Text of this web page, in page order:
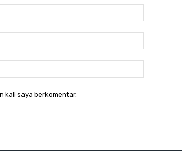
kali saya berkomentar.